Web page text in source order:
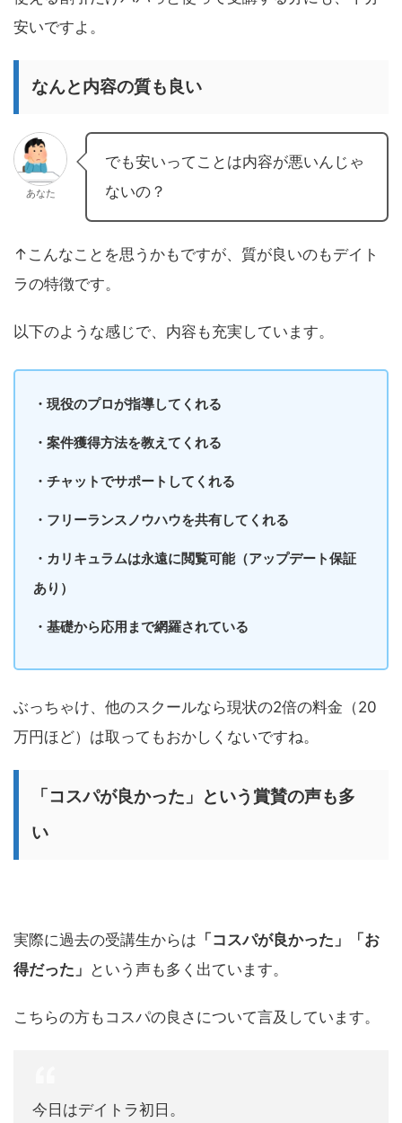
安いですよ。
なんと内容の質も良い
あなた
でも安いってことは内容が悪いんじゃ
ないの？
↑こんなことを思うかもですが、質が良いのもデイト
ラの特徴です。
以下のような感じで、内容も充実しています。
・現役のプロが指導してくれる
・案件獲得方法を教えてくれる
・チャットでサポートしてくれる
・フリーランスノウハウを共有してくれる
・カリキュラムは永遠に閲覧可能（アップデート保証
あり）
・基礎から応用まで網羅されている
ぶっちゃけ、他のスクールなら現状の2倍の料金（20
万円ほど）は取ってもおかしくないですね。
「コスパが良かった」という賞賛の声も多
い
実際に過去の受講生からは 「コスパが良かった」「お
得だった」 という声も多く出ています。
こちらの方もコスパの良さについて言及しています。
今日はデイトラ初日。